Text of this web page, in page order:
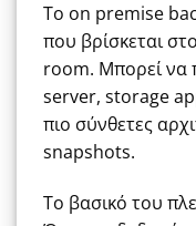
Το on premise
που βρίσκεται
room. Μπορεί να
server, storage
πιο σύνθετες
snapshots.
Το βασικό του